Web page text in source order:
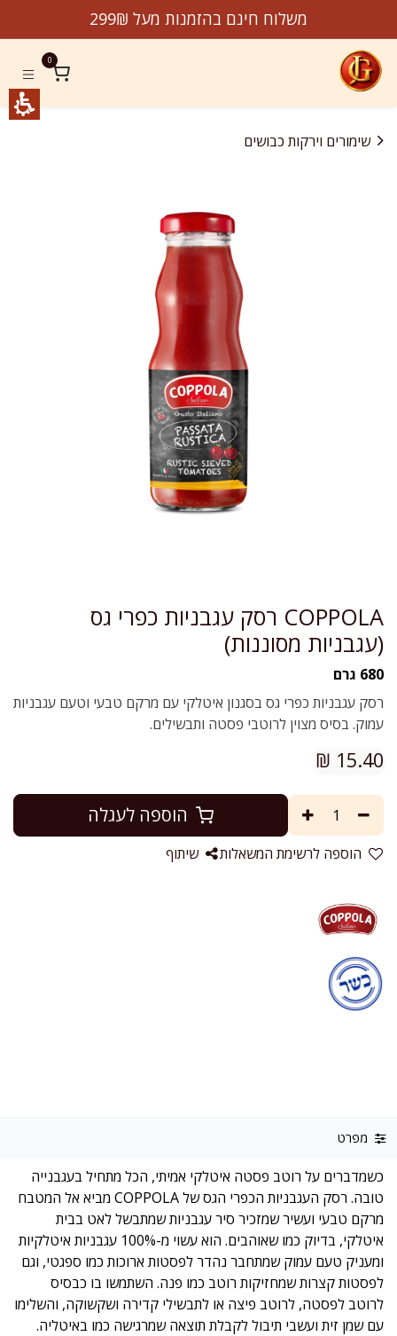
משלוח חינם בהזמנות מעל 299₪
0
שימורים וירקות כבושים
COPPOLA רסק עגבניות כפרי גס
(עגבניות מסוננות)
680 גרם
רסק עגבניות כפרי גס בסגנון איטלקי עם מרקם טבעי וטעם עגבניות
עמוק. בסיס מצוין לרוטבי פסטה ותבשילים.
15.40
₪
הוספה לעגלה
הוספה לרשימת המשאלות שיתוף
מפרט
כשמדברים על רוטב פסטה איטלקי אמיתי, הכל מתחיל בעגבנייה
טובה. רסק העגבניות הכפרי הגס של COPPOLA מביא אל המטבח
מרקם טבעי ועשיר שמזכיר סיר עגבניות שמתבשל לאט בבית
איטלקי, בדיוק כמו שאוהבים. הוא עשוי מ-100% עגבניות איטלקיות
ומעניק טעם עמוק שמתחבר נהדר לפסטות ארוכות כמו ספגטי, וגם
לפסטות קצרות שמחזיקות רוטב כמו פנה. השתמשו בו כבסיס
לרוטב לפסטה, לרוטב פיצה או לתבשילי קדירה ושקשוקה, והשלימו
עם שמן זית ועשבי תיבול לקבלת תוצאה שמרגישה כמו באיטליה.